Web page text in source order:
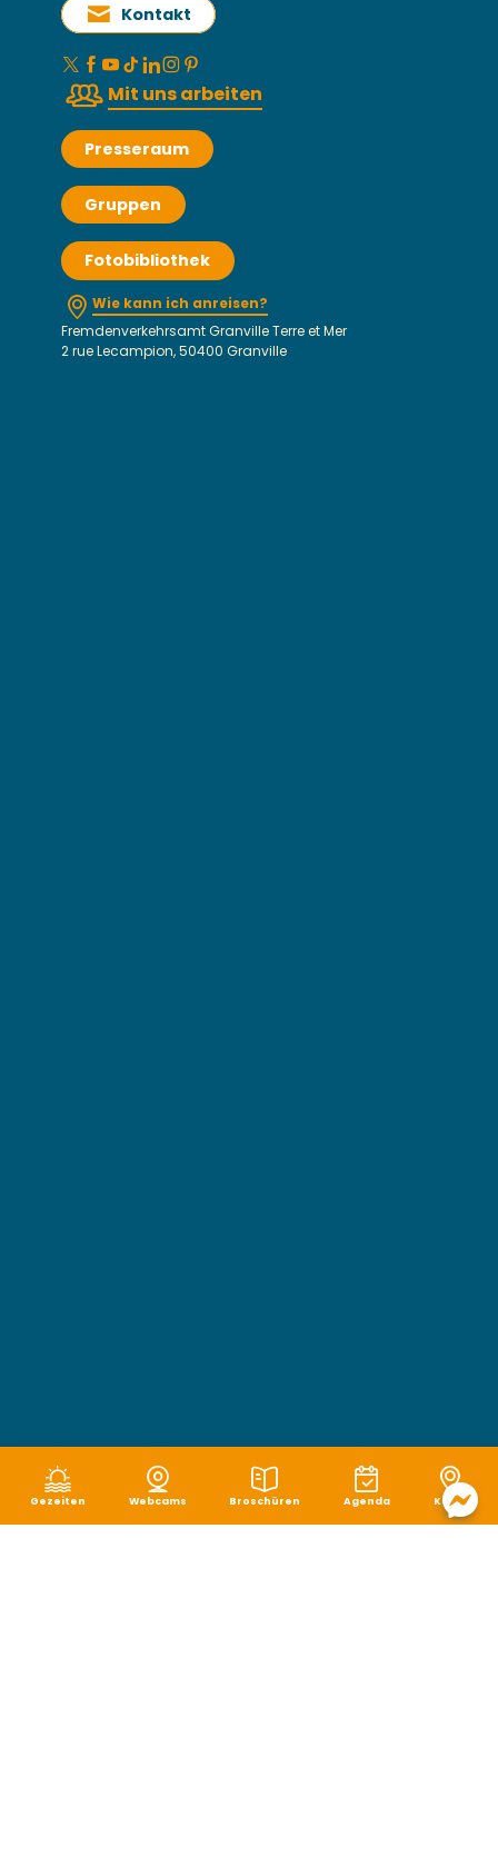
Gezeiten Webcams Broschüren Agenda Karte
Kontakt
Mit uns arbeiten
Presseraum
Gruppen
Fotobibliothek
Wie kann ich anreisen?
Fremdenverkehrsamt Granville Terre et Mer
2 rue Lecampion, 50400 Granville